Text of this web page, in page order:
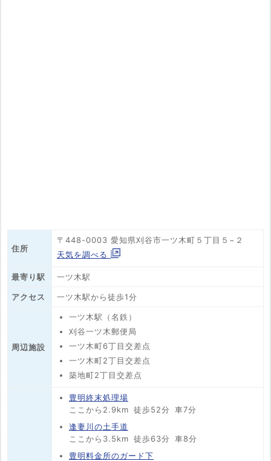
住所
〒448-0003 愛知県刈谷市一ツ木町５丁目５−２
天気を調べる
最寄り駅 一ツ木駅
アクセス 一ツ木駅から徒歩1分
周辺施設
一ツ木駅（名鉄）
刈谷一ツ木郵便局
一ツ木町6丁目交差点
一ツ木町2丁目交差点
築地町2丁目交差点
豊明終末処理場
ここから2.9km 徒歩52分
車7分
逢妻川の土手道
ここから3.5km 徒歩63分
車8分
豊明料金所のガード下